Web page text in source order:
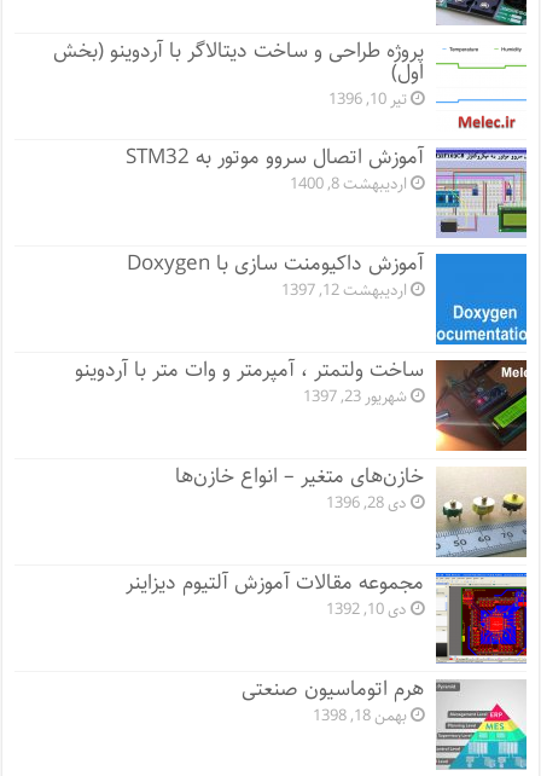
پروژه طراحی و ساخت دیتالاگر با آردوینو (بخش
اول)
تیر 10, 1396
آموزش اتصال سروو موتور به STM32
اردیبهشت 8, 1400
آموزش داکیومنت سازی با Doxygen
اردیبهشت 12, 1397
ساخت ولتمتر ، آمپرمتر و وات متر با آردوینو
شهریور 23, 1397
خازن‌های متغیر – انواع خازن‌ها
دی 28, 1396
مجموعه مقالات آموزش آلتیوم دیزاینر
دی 10, 1392
هرم اتوماسیون صنعتی
بهمن 18, 1398